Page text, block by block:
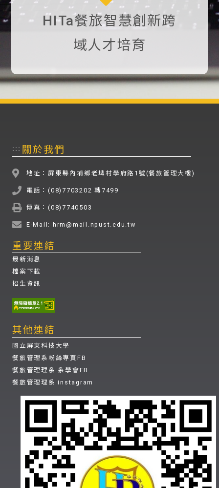
HITa餐旅智慧創新跨
域人才培育
::: 關於我們
地址：屏東縣內埔鄉老埤村學府路1號(餐旅管理大樓)
電話：(08)7703202 轉7499
傳真：(08)7740503
E-Mail: hrm@mail.npust.edu.tw
重要連結
最新消息
檔案下載
招生資訊
其他連結
國立屏東科技大學
餐旅管理系粉絲專頁FB
餐旅管理理系 系學會FB
餐旅管理理系 instagram